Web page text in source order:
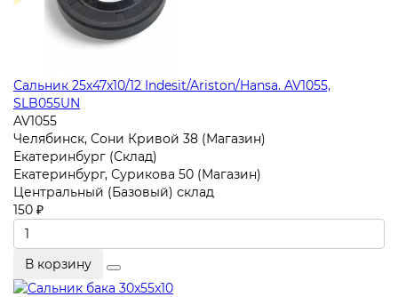
Сальник 25x47x10/12 Indesit/Ariston/Hansa. AV1055,
SLB055UN
AV1055
Челябинск, Сони Кривой 38 (Магазин)
Екатеринбург (Склад)
Екатеринбург, Сурикова 50 (Магазин)
Центральный (Базовый) склад
150 ₽
В корзину